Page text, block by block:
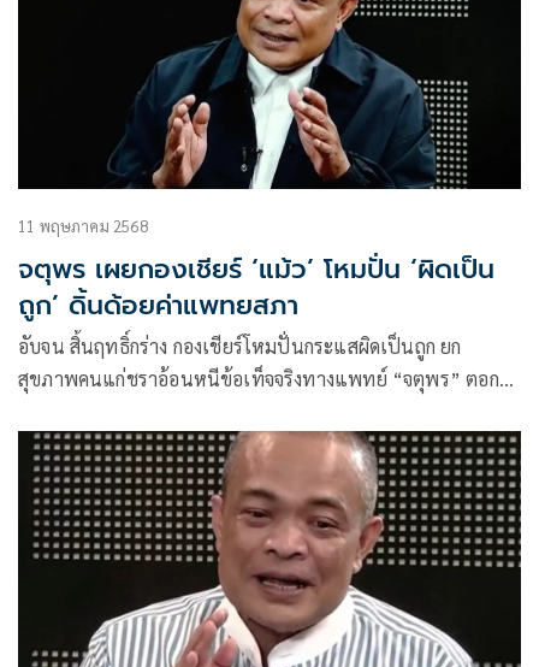
11 พฤษภาคม 2568
จตุพร เผยกองเชียร์ ‘แม้ว’ โหมปั่น ‘ผิดเป็น
ถูก’ ดิ้นด้อยค่าแพทยสภา
อับจน สิ้นฤทธิ์กร่าง กองเชียร์โหมปั่นกระแสผิดเป็นถูก ยก
สุขภาพคนแก่ชราอ้อนหนีข้อเท็จจริงทางแพทย์ “จตุพร” ตอกซ้ำ
ไต่สวน หวังทักษิณเป็นแบบอย่างยึดมั่นกระบวนการยุติธรรม
กระตุกสติอย่าหนี ให้ยอมรับชะตากรรมคุกอย่างทรนง